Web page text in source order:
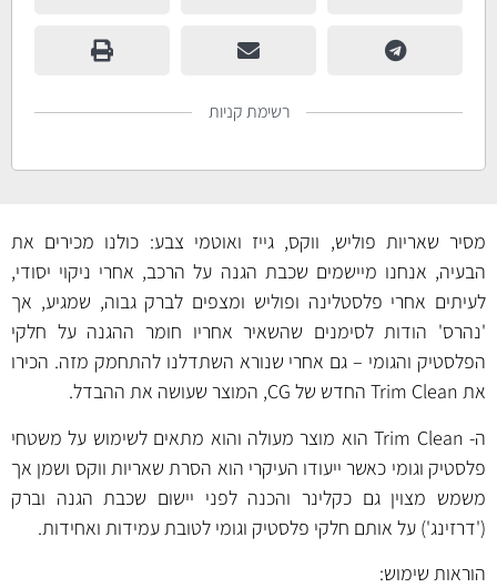
רשימת קניות
מסיר שאריות פוליש, ווקס, גייז ואוטמי צבע: כולנו מכירים את
הבעיה, אנחנו מיישמים שכבת הגנה על הרכב, אחרי ניקוי יסודי,
לעיתים אחרי פלסטלינה ופוליש ומצפים לברק גבוה, שמגיע, אך
'נהרס' הודות לסימנים שהשאיר אחריו חומר ההגנה על חלקי
הפלסטיק והגומי – גם אחרי שנורא השתדלנו להתחמק מזה. הכירו
את Trim Clean החדש של CG, המוצר שעושה את ההבדל.
ה- Trim Clean הוא מוצר מעולה והוא מתאים לשימוש על משטחי
פלסטיק וגומי כאשר ייעודו העיקרי הוא הסרת שאריות ווקס ושמן אך
משמש מצוין גם כקלינר והכנה לפני יישום שכבת הגנה וברק
('דרזינג') על אותם חלקי פלסטיק וגומי לטובת עמידות ואחידות.
הוראות שימוש: